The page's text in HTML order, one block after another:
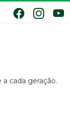
cada geração.